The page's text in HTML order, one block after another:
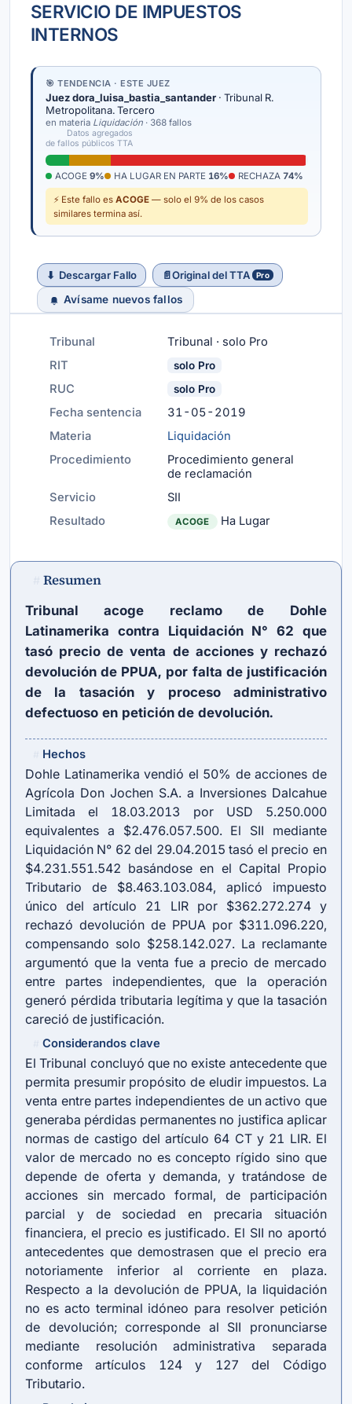
SERVICIO DE IMPUESTOS
INTERNOS
🎯 TENDENCIA · ESTE JUEZ
Juez dora_luisa_bastia_santander · Tribunal R.
Metropolitana. Tercero
en materia Liquidación · 368 fallos
Datos agregados
de fallos públicos TTA
ACOGE 9% HA LUGAR EN PARTE 16% RECHAZA 74%
⚡ Este fallo es ACOGE — solo el 9% de los casos
similares termina así.
⬇ Descargar Fallo 📄Original del TTA Pro
Avísame nuevos fallos
Tribunal
Tribunal · solo Pro
RIT
solo Pro
RUC solo Pro
Fecha sentencia
31-05-2019
Materia
Liquidación
Procedimiento
Procedimiento general
de reclamación
Servicio
SII
Resultado
ACOGE Ha Lugar
Resumen
Tribunal acoge reclamo de Dohle
Latinamerika contra Liquidación N° 62 que
tasó precio de venta de acciones y rechazó
devolución de PPUA, por falta de justificación
de la tasación y proceso administrativo
defectuoso en petición de devolución.
Hechos
Dohle Latinamerika vendió el 50% de acciones de
Agrícola Don Jochen S.A. a Inversiones Dalcahue
Limitada el 18.03.2013 por USD 5.250.000
equivalentes a $2.476.057.500. El SII mediante
Liquidación N° 62 del 29.04.2015 tasó el precio en
$4.231.551.542 basándose en el Capital Propio
Tributario de $8.463.103.084, aplicó impuesto
único delartículo 21 LIRpor $362.272.274 y
rechazó devolución de PPUA por $311.096.220,
compensando solo $258.142.027. La reclamante
argumentó que la venta fue a precio de mercado
entre partes independientes, que la operación
generó pérdida tributaria legítima y que la tasación
careció de justificación.
Considerandos clave
El Tribunal concluyó que no existe antecedente que
permita presumir propósito de eludir impuestos. La
venta entre partes independientes de un activo que
generaba pérdidas permanentes no justifica aplicar
normas de castigo delartículo 64 CTy 21 LIR. El
valor de mercado no es concepto rígido sino que
depende de oferta y demanda, y tratándose de
acciones sin mercado formal, de participación
parcial y de sociedad en precaria situación
financiera, el precio es justificado. El SII no aportó
antecedentes que demostrasen que el precio era
notoriamente inferior al corriente en plaza.
Respecto a la devolución de PPUA, la liquidación
no es acto terminal idóneo para resolver petición
de devolución; corresponde al SII pronunciarse
mediante resolución administrativa separada
conforme artículos 124 y 127 del Código
Tributario.